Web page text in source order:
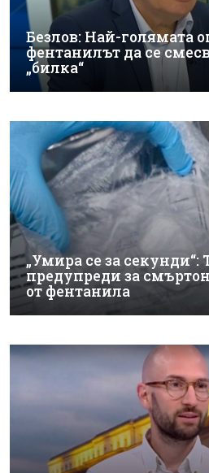
Безлов: Най-голямата
фентанилът да се
„билка“
„Умира се за секунди“:
предупреди за
от фентанила